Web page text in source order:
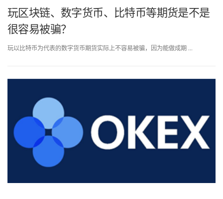
玩区块链、数字货币、比特币等期货是不是
很容易被骗？
玩以比特币为代表的数字货币期货实际上不容易被骗，因为能做成期 …